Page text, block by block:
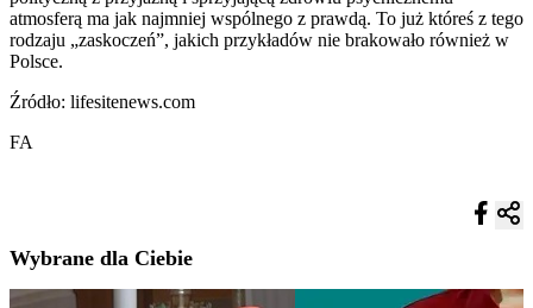
atmosferą ma jak najmniej wspólnego z prawdą. To już któreś z tego
rodzaju „zaskoczeń”, jakich przykładów nie brakowało również w
Polsce.
Źródło: lifesitenews.com
FA
Wybrane dla Ciebie